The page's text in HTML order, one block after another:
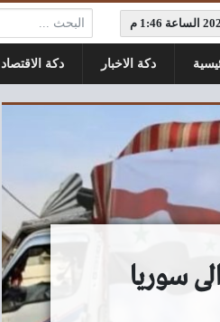
البحث:
دكة الاخبار دكة الاقتصاد
سوريا